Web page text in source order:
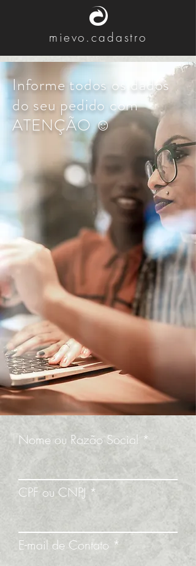
mievo.cadastro
Informe todos os dados
do seu pedido com
ATENÇÃO ☺
Nome ou Razão Social
CPF ou CNPJ
E-mail de Contato